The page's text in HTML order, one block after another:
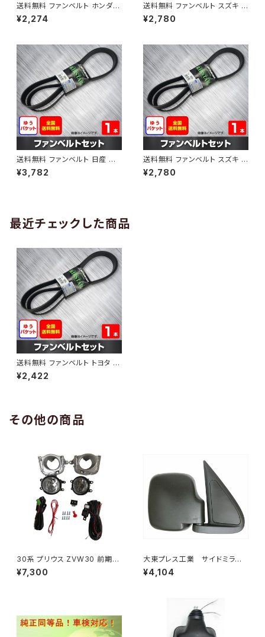
送料無料 ファンベルト ホンダ フ
ィット 型式GE6 H19.10～H25.
09 （国内トップメーカー） 1本 H
¥2,274
送料無料 ファンベルト スズキ ス
ペーシア 型式MK32S H25.03
～H30.02 （国内トップメーカ
¥2,780
送料無料 ファンベルト 日産 キ
ューブ 型式Z12 H20.11～H24.
10 （国内トップメーカー） 1本 H
¥3,782
送料無料 ファンベルト スズキ ワ
ゴンR 型式MH34S H24.09～
H29.02 （国内トップメーカー）
¥2,780
最近チェックした商品
送料無料 ファンベルト トヨタ カ
ローラランクス 型式NZE121 H1
5.06～H16.04 （国内トップメ
¥2,422
その他の商品
30系 プリウス ZVW30 前期
純正 タイプ フォグランプ ユニッ
ト バルブ 配線 スイッチ H11 左
¥7,300
大東プレス工業 サイドミラー/
バックミラダイハツ ハイゼッ
ト 右 99年～ DI-646
¥4,104